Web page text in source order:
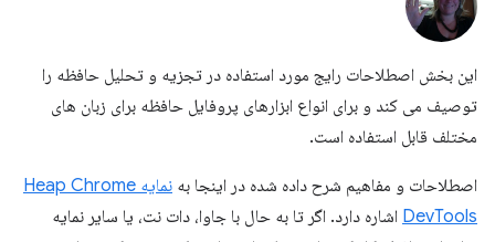
این بخش اصطلاحات رایج مورد استفاده در تجزیه و تحلیل حافظه را
توصیف می کند و برای انواع ابزارهای پروفایل حافظه برای زبان های
مختلف قابل استفاده است.
اصطلاحات و مفاهیم شرح داده شده در اینجا به
نمایه Heap Chrome
DevTools اشاره دارد. اگر تا به حال با جاوا، دات نت، یا سایر نمایه